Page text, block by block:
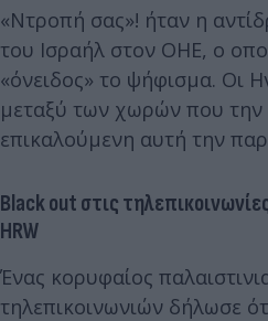
«Ντροπή σας»! ήταν η
του Ισραήλ στον ΟΗΕ, ο
«όνειδος» το ψήφισμα. Οι
μεταξύ των χωρών που την
επικαλούμενη αυτή την
Black out στις
HRW
Ένας κορυφαίος
τηλεπικοινωνιών δήλωσε